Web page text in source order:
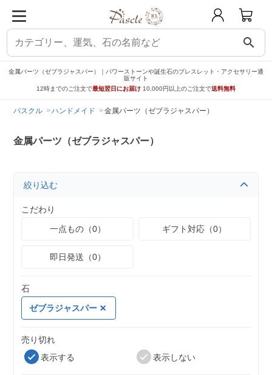
search
金属パーツ（ゼブラジャスパー）｜パワーストーンや誕生石のブレスレット・アクセサリー通
販サイト
12時までのご注文で最短翌日にお届け 10,000円以上のご注文で送料無料
パスクル ハンドメイド 金属パーツ（ゼブラジャスパー）
金属パーツ（ゼブラジャスパー）
絞り込む
こだわり
一点もの（0）
ギフト対応（0）
即日発送（0）
石
ゼブラジャスパー
売り切れ
表示する
表示しない